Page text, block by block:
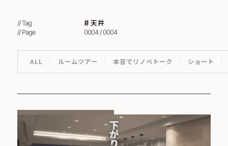
// Tag 天井
// Page 0004 / 0004
ALL ルームツアー 本音でリノベトーク ショート